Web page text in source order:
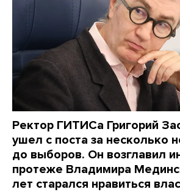
Ректор ГИТИСа Григорий
ушел с поста за несколько
до выборов. Он возглавил
протеже Владимира
лет старался нравиться